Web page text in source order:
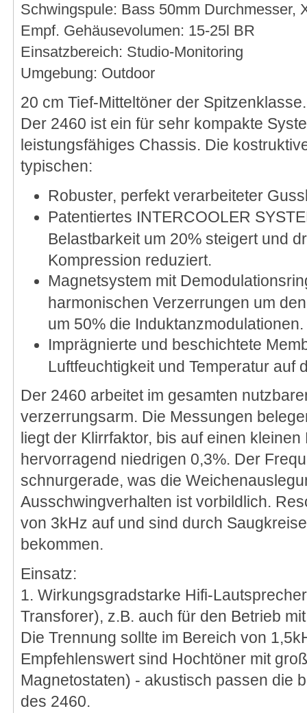
Schwingspule: Bass 50mm Durchmesser,
Empf. Gehäusevolumen: 15-25l BR
Einsatzbereich: Studio-Monitoring
Umgebung: Outdoor
20 cm Tief-Mitteltöner der Spitzenklasse.
Der 2460 ist ein für sehr kompakte
leistungsfähiges Chassis. Die
typischen:
Robuster, perfekt verarbeiteter
Patentiertes INTERCOOLER
Belastbarkeit um 20% steigert und
Kompression reduziert.
Magnetsystem mit
harmonischen Verzerrungen um
um 50% die Induktanzmodulationen.
Imprägnierte und beschichtete
Luftfeuchtigkeit und Temperatur auf
Der 2460 arbeitet im gesamten
verzerrungsarm. Die Messungen
liegt der Klirrfaktor, bis auf einen
hervorragend niedrigen 0,3%. Der
schnurgerade, was die
Ausschwingverhalten ist vorbildlich.
von 3kHz auf und sind durch
bekommen.
Einsatz:
1. Wirkungsgradstarke Hifi-
Transforer), z.B. auch für den Betrieb
Die Trennung sollte im Bereich von
Empfehlenswert sind Hochtöner mit
Magnetostaten) - akustisch passen die
des 2460.